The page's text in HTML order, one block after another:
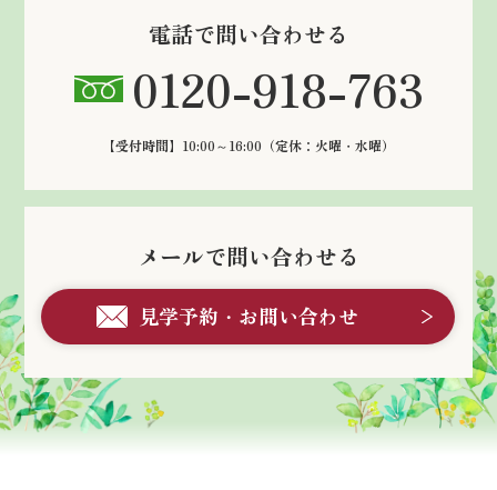
電話で問い合わせる
0120-918-763
【受付時間】10:00～16:00 （定休：火曜・水曜）
メールで問い合わせる
見学予約・お問い合わせ